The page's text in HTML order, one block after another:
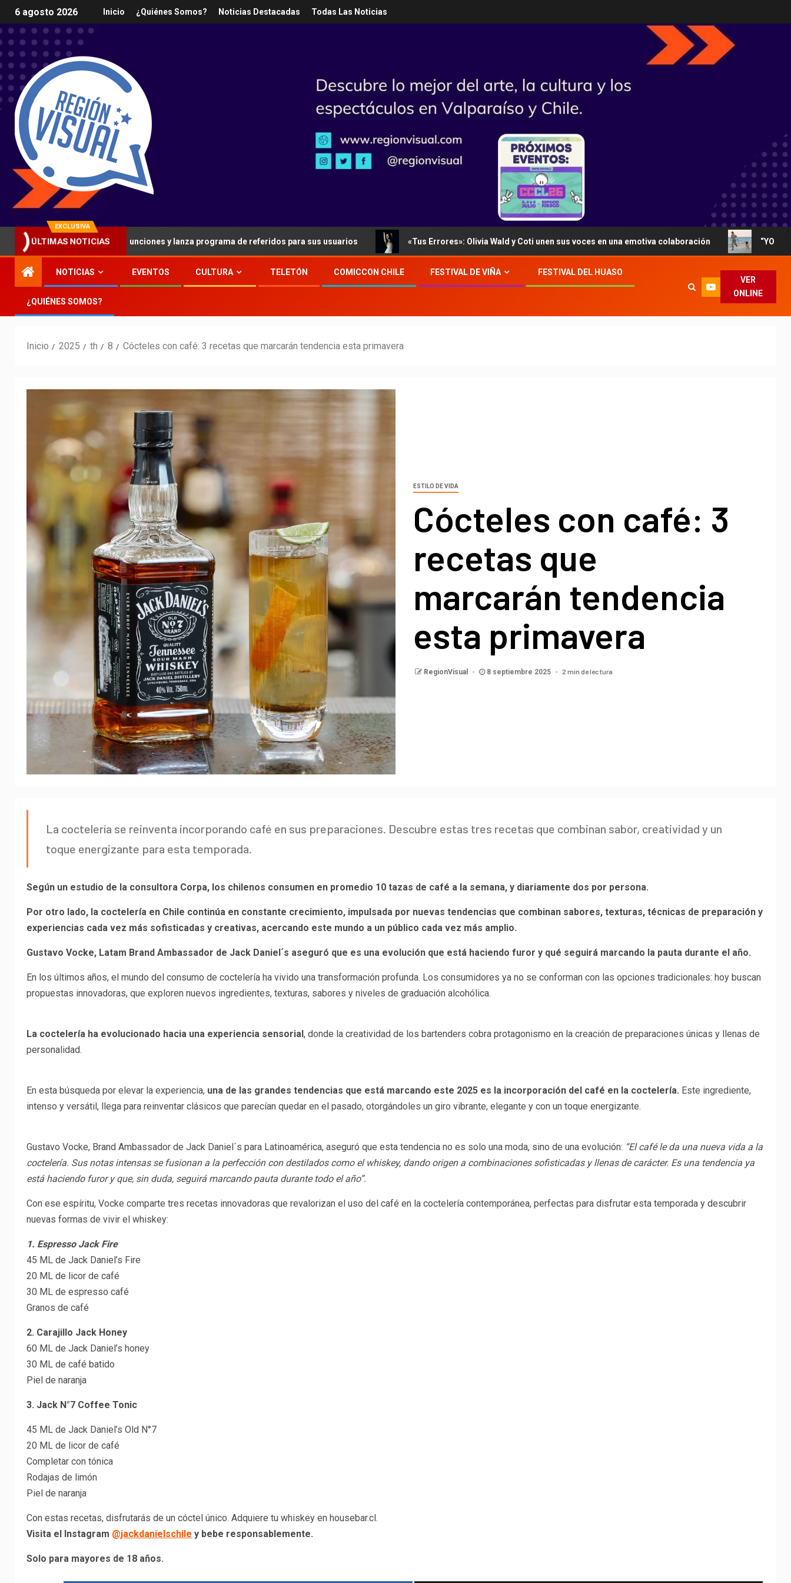
6 agosto 2026 Inicio ¿Quiénes Somos? Noticias Destacadas Todas Las Noticias
EXCLUSIVA
ÚLTIMAS NOTICIAS
con nuevas funciones y lanza programa de referidos para sus usuarios «Tus Errores»: Olivia Wald y Coti unen sus voces en una emotiva colaboración “YO SOY
NOTICIAS EVENTOS CULTURA TELETÓN COMICCON CHILE FESTIVAL DE VIÑA FESTIVAL DEL HUASO
¿QUIÉNES SOMOS?
VER
ONLINE
Inicio 2025 th 8 Cócteles con café: 3 recetas que marcarán tendencia esta primavera
ESTILO DE VIDA
Cócteles con café: 3
recetas que
marcarán tendencia
esta primavera
RegionVisual 8 septiembre 2025 2 min de lectura
La coctelería se reinventa incorporando café en sus preparaciones. Descubre estas tres recetas que combinan sabor, creatividad y un
toque energizante para esta temporada.
Según un estudio de la consultora Corpa, los chilenos consumen en promedio 10 tazas de café a la semana, y diariamente dos por persona.
Por otro lado, la coctelería en Chile continúa en constante crecimiento, impulsada por nuevas tendencias que combinan sabores, texturas, técnicas de preparación y
experiencias cada vez más sofisticadas y creativas, acercando este mundo a un público cada vez más amplio.
Gustavo Vocke, Latam Brand Ambassador de Jack Daniel´s aseguró que es una evolución que está haciendo furor y qué seguirá marcando la pauta durante el año.
En los últimos años, el mundo del consumo de coctelería ha vivido una transformación profunda. Los consumidores ya no se conforman con las opciones tradicionales: hoy buscan
propuestas innovadoras, que exploren nuevos ingredientes, texturas, sabores y niveles de graduación alcohólica.
La coctelería ha evolucionado hacia una experiencia sensorial , donde la creatividad de los bartenders cobra protagonismo en la creación de preparaciones únicas y llenas de
personalidad.
En esta búsqueda por elevar la experiencia, una de las grandes tendencias que está marcando este 2025 es la incorporación del café en la coctelería. Este ingrediente,
intenso y versátil, llega para reinventar clásicos que parecían quedar en el pasado, otorgándoles un giro vibrante, elegante y con un toque energizante.
Gustavo Vocke, Brand Ambassador de Jack Daniel´s para Latinoamérica, aseguró que esta tendencia no es solo una moda, sino de una evolución: “El café le da una nueva vida a la
coctelería. Sus notas intensas se fusionan a la perfección con destilados como el whiskey, dando origen a combinaciones sofisticadas y llenas de carácter. Es una tendencia ya
está haciendo furor y que, sin duda, seguirá marcando pauta durante todo el año”.
Con ese espíritu, Vocke comparte tres recetas innovadoras que revalorizan el uso del café en la coctelería contemporánea, perfectas para disfrutar esta temporada y descubrir
nuevas formas de vivir el whiskey:
1. Espresso Jack Fire
45 ML de Jack Daniel’s Fire
20 ML de licor de café
30 ML de espresso café
Granos de café
2. Carajillo Jack Honey
60 ML de Jack Daniel’s honey
30 ML de café batido
Piel de naranja
3. Jack N°7 Coffee Tonic
45 ML de Jack Daniel’s Old N°7
20 ML de licor de café
Completar con tónica
Rodajas de limón
Piel de naranja
Con estas recetas, disfrutarás de un cóctel único. Adquiere tu whiskey en housebar.cl.
Visita el Instagram @jackdanielschile y bebe responsablemente.
Solo para mayores de 18 años.